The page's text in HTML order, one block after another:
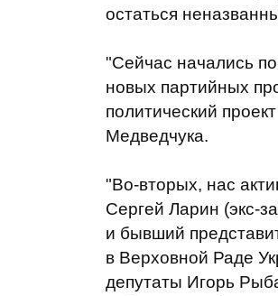
остаться
"Сейчас начались
новых партийных
политический
Медведчука.
"Во-вторых, нас
Сергей Ларин (экс-
и бывший
в Верховной Раде
депутаты Игорь